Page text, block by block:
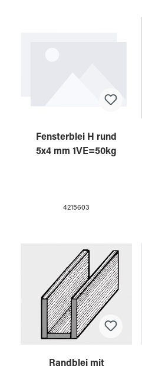
Fensterblei H rund
5x4 mm 1VE=50kg
4215603
Randblei mit